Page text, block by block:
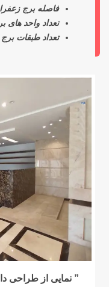
فاصله برج
تعداد واحد های
تعداد طبقات
” نمایی از طراحی